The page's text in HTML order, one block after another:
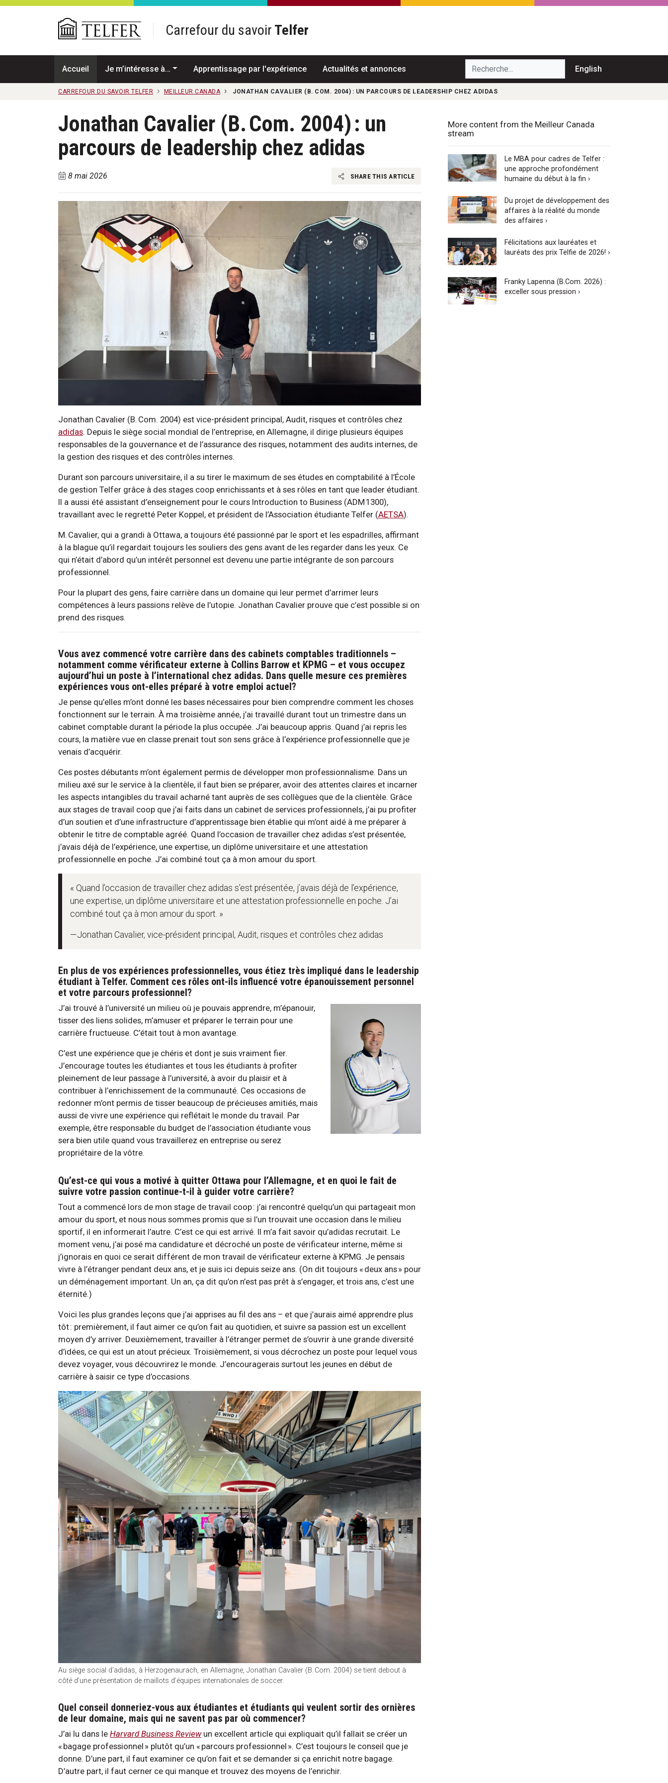
Passer au contenu principal
Carrefour du savoir Telfer
Accueil Je m’intéresse à… Apprentissage par l'expérience Actualités et annonces Recherche... English
CARREFOUR DU SAVOIR TELFER MEILLEUR CANADA JONATHAN CAVALIER (B. COM. 2004) : UN PARCOURS DE LEADERSHIP CHEZ ADIDAS
Jonathan Cavalier (B. Com. 2004) : un
parcours de leadership chez adidas
8 mai 2026 SHARE THIS ARTICLE
Jonathan Cavalier (B. Com. 2004) est vice-président principal, Audit, risques et contrôles chez
adidas. Depuis le siège social mondial de l’entreprise, en Allemagne, il dirige plusieurs équipes
responsables de la gouvernance et de l’assurance des risques, notamment des audits internes, de
la gestion des risques et des contrôles internes.
Durant son parcours universitaire, il a su tirer le maximum de ses études en comptabilité à l’École
de gestion Telfer grâce à des stages coop enrichissants et à ses rôles en tant que leader étudiant.
Il a aussi été assistant d’enseignement pour le cours Introduction to Business (ADM 1300),
travaillant avec le regretté Peter Koppel, et président de l’Association étudiante Telfer (AETSA).
M. Cavalier, qui a grandi à Ottawa, a toujours été passionné par le sport et les espadrilles, affirmant
à la blague qu’il regardait toujours les souliers des gens avant de les regarder dans les yeux. Ce
qui n’était d’abord qu’un intérêt personnel est devenu une partie intégrante de son parcours
professionnel.
Pour la plupart des gens, faire carrière dans un domaine qui leur permet d’arrimer leurs
compétences à leurs passions relève de l’utopie. Jonathan Cavalier prouve que c’est possible si on
prend des risques.
Vous avez commencé votre carrière dans des cabinets comptables traditionnels –
notamment comme vérificateur externe à Collins Barrow et KPMG – et vous occupez
aujourd’hui un poste à l’international chez adidas. Dans quelle mesure ces premières
expériences vous ont-elles préparé à votre emploi actuel?
Je pense qu’elles m’ont donné les bases nécessaires pour bien comprendre comment les choses
fonctionnent sur le terrain. À ma troisième année, j’ai travaillé durant tout un trimestre dans un
cabinet comptable durant la période la plus occupée. J’ai beaucoup appris. Quand j’ai repris les
cours, la matière vue en classe prenait tout son sens grâce à l’expérience professionnelle que je
venais d’acquérir.
Ces postes débutants m’ont également permis de développer mon professionnalisme. Dans un
milieu axé sur le service à la clientèle, il faut bien se préparer, avoir des attentes claires et incarner
les aspects intangibles du travail acharné tant auprès de ses collègues que de la clientèle. Grâce
aux stages de travail coop que j’ai faits dans un cabinet de services professionnels, j’ai pu profiter
d’un soutien et d’une infrastructure d’apprentissage bien établie qui m’ont aidé à me préparer à
obtenir le titre de comptable agréé. Quand l’occasion de travailler chez adidas s’est présentée,
j’avais déjà de l’expérience, une expertise, un diplôme universitaire et une attestation
professionnelle en poche. J’ai combiné tout ça à mon amour du sport.
« Quand l’occasion de travailler chez adidas s’est présentée, j’avais déjà de l’expérience,
une expertise, un diplôme universitaire et une attestation professionnelle en poche. J’ai
combiné tout ça à mon amour du sport. »
—Jonathan Cavalier, vice-président principal, Audit, risques et contrôles chez adidas
En plus de vos expériences professionnelles, vous étiez très impliqué dans le leadership
étudiant à Telfer. Comment ces rôles ont-ils influencé votre épanouissement personnel
et votre parcours professionnel?
J’ai trouvé à l’université un milieu où je pouvais apprendre, m’épanouir,
tisser des liens solides, m’amuser et préparer le terrain pour une
carrière fructueuse. C’était tout à mon avantage.
C’est une expérience que je chéris et dont je suis vraiment fier.
J’encourage toutes les étudiantes et tous les étudiants à profiter
pleinement de leur passage à l’université, à avoir du plaisir et à
contribuer à l’enrichissement de la communauté. Ces occasions de
redonner m’ont permis de tisser beaucoup de précieuses amitiés, mais
aussi de vivre une expérience qui reflétait le monde du travail. Par
exemple, être responsable du budget de l’association étudiante vous
sera bien utile quand vous travaillerez en entreprise ou serez
propriétaire de la vôtre.
Qu’est-ce qui vous a motivé à quitter Ottawa pour l’Allemagne, et en quoi le fait de
suivre votre passion continue-t-il à guider votre carrière?
Tout a commencé lors de mon stage de travail coop : j’ai rencontré quelqu’un qui partageait mon
amour du sport, et nous nous sommes promis que si l’un trouvait une occasion dans le milieu
sportif, il en informerait l’autre. C’est ce qui est arrivé. Il m’a fait savoir qu’adidas recrutait. Le
moment venu, j’ai posé ma candidature et décroché un poste de vérificateur interne, même si
j’ignorais en quoi ce serait différent de mon travail de vérificateur externe à KPMG. Je pensais
vivre à l’étranger pendant deux ans, et je suis ici depuis seize ans. (On dit toujours « deux ans » pour
un déménagement important. Un an, ça dit qu’on n’est pas prêt à s’engager, et trois ans, c’est une
éternité.)
Voici les plus grandes leçons que j’ai apprises au fil des ans – et que j’aurais aimé apprendre plus
tôt : premièrement, il faut aimer ce qu’on fait au quotidien, et suivre sa passion est un excellent
moyen d’y arriver. Deuxièmement, travailler à l’étranger permet de s’ouvrir à une grande diversité
d’idées, ce qui est un atout précieux. Troisièmement, si vous décrochez un poste pour lequel vous
devez voyager, vous découvrirez le monde. J’encouragerais surtout les jeunes en début de
carrière à saisir ce type d’occasions.
Au siège social d’adidas, à Herzogenaurach, en Allemagne, Jonathan Cavalier (B. Com. 2004) se tient debout à
côté d’une présentation de maillots d’équipes internationales de soccer.
Quel conseil donneriez-vous aux étudiantes et étudiants qui veulent sortir des ornières
de leur domaine, mais qui ne savent pas par où commencer?
J’ai lu dans le Harvard Business Reviewun excellent article qui expliquait qu’il fallait se créer un
« bagage professionnel » plutôt qu’un « parcours professionnel ». C’est toujours le conseil que je
donne. D’une part, il faut examiner ce qu’on fait et se demander si ça enrichit notre bagage.
D’autre part, il faut cerner ce qui manque et trouvez des moyens de l’enrichir.
More content from the Meilleur Canada
stream
Le MBA pour cadres de Telfer :
une approche profondément
humaine du début à la fin ›
Du projet de développement des
affaires à la réalité du monde
des affaires ›
Félicitations aux lauréates et
lauréats des prix Telfie de 2026! ›
Franky Lapenna (B.Com. 2026) :
exceller sous pression ›